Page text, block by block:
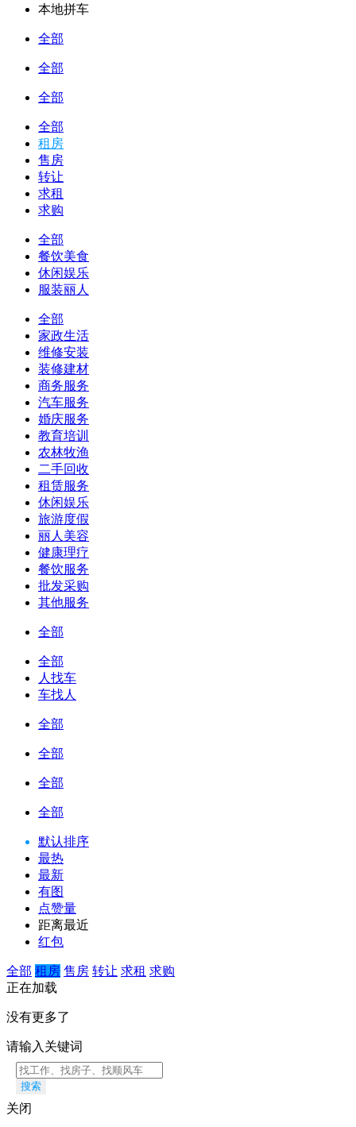
本地拼车
全部
全部
全部
全部
租房
售房
转让
求租
求购
全部
餐饮美食
休闲娱乐
服装丽人
全部
家政生活
维修安装
装修建材
商务服务
汽车服务
婚庆服务
教育培训
农林牧渔
二手回收
租赁服务
休闲娱乐
旅游度假
丽人美容
健康理疗
餐饮服务
批发采购
其他服务
全部
全部
人找车
车找人
全部
全部
全部
全部
默认排序
最热
最新
有图
点赞量
距离最近
红包
全部 租房 售房 转让 求租 求购
正在加载
没有更多了
请输入关键词
搜索
关闭